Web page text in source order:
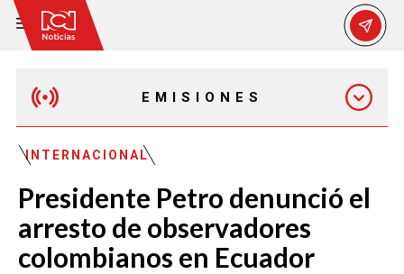
EMISIONES
EMISIÓN 7:00 PM
INTERNACIONAL
Presidente Petro denunció el
arresto de observadores
colombianos en Ecuador